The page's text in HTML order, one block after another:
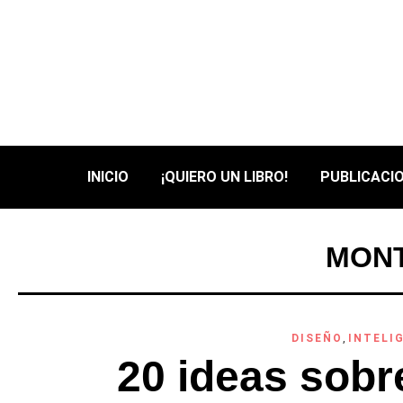
INICIO ¡QUIERO UN LIBRO!
DISEÑO ,
20 ideas